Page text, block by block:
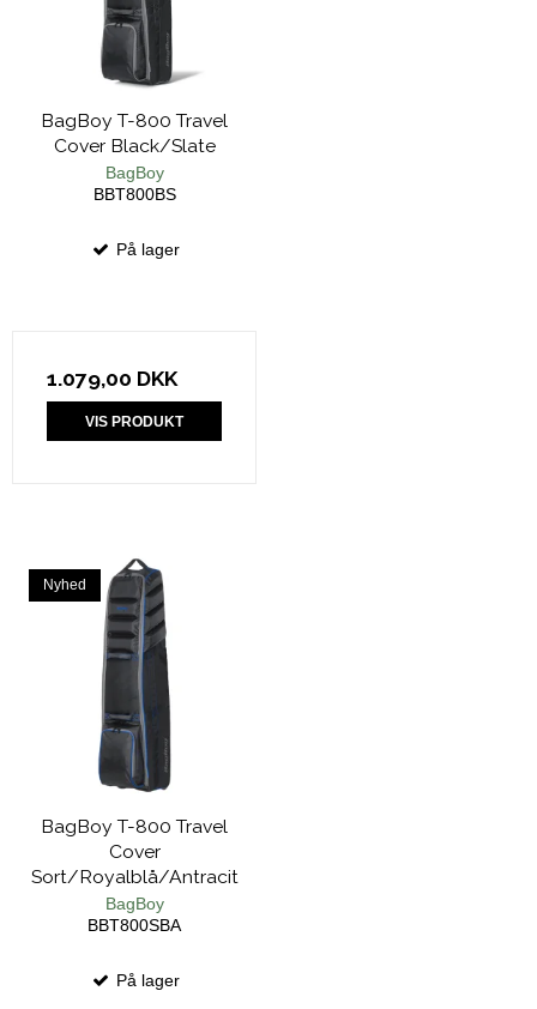
BagBoy T-800 Travel
Cover Black/Slate
BagBoy
BBT800BS
På lager
1.079,00 DKK
VIS PRODUKT
Nyhed
BagBoy T-800 Travel
Cover
Sort/Royalblå/Antracit
BagBoy
BBT800SBA
På lager